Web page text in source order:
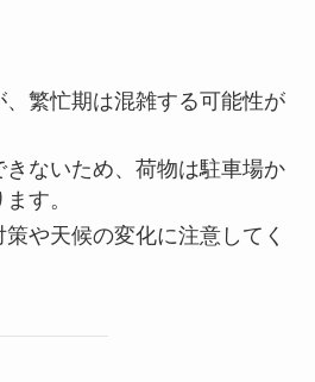
繁忙期は混雑する可能性が
ないため、荷物は駐車場か
す。
や天候の変化に注意してく